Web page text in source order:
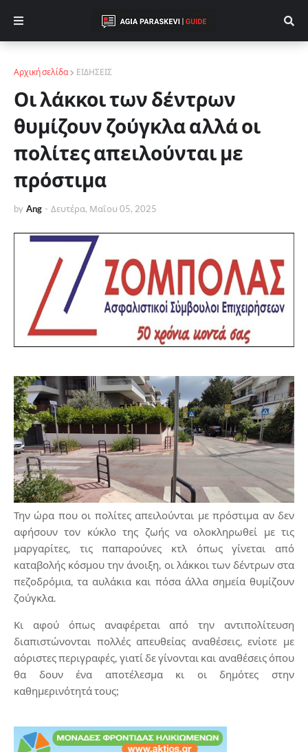
Αρχική σελίδα ΕΙΔΗΣΕΙΣ
Οι λάκκοι των δέντρων
θυμίζουν ζούγκλα αλλά οι
πολίτες απειλούνται με
πρόστιμα
by Ang - Δευτέρα, Μαΐου 05, 2025
Την ώρα που οι πολίτες απειλούνται με πρόστιμα αν δεν
αφήσουν τον κύκλο της ζωής να ολοκληρωθεί με τις
μαργαρίτες, τις παπαρούνες κτλ όπως γίνεται από
καταβολής κόσμου την άνοιξη, οι λάκκοι των δέντρων στα
πεζοδρόμια, τα αυλάκια και πόσα άλλα σημεία θυμίζουν
ζούγκλα.
Κι αφού όπως αναφέρεται από την αντιπολίτευση
διαπιστώνονται πολλές απευθείας αναθέσεις, ενίοτε με
αόριστες περιγραφές, γιατί δε γίνονται και αναθέσεις όπου
θα δουν ένα αποτέλεσμα κι οι δημότες στην
καθημερινότητά τους;